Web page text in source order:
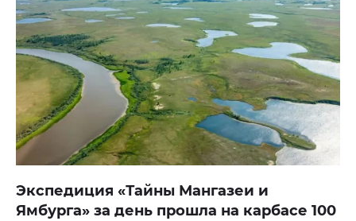
Экспедиция «Тайны Мангазеи и
Ямбурга» за день прошла на карбасе 100